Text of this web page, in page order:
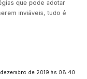
que pode adotar
inviáveis, tudo é
de 2019 às 08:40